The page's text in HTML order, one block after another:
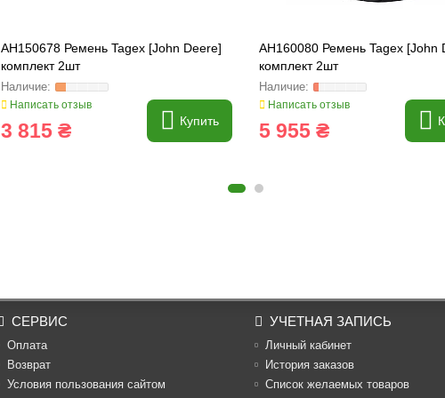
AH150678 Ремень Tagex [John Deere]
комплект 2шт
Написать отзыв
3 815 ₴ Купить
AH160080 Ремень Tagex [John
комплект 2шт
Написать отзыв
5 955 ₴
СЕРВИС
Оплата
Возврат
Условия пользования сайтом
УЧЕТНАЯ ЗАПИСЬ
Личный кабинет
История заказов
Список желаемых товаров